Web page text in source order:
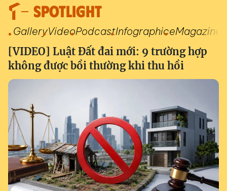
SPOTLIGHT
GalleryVideoPodcastInfographiceMagazine
[VIDEO] Luật Đất đai mới: 9 trường hợp
không được bồi thường khi thu hồi